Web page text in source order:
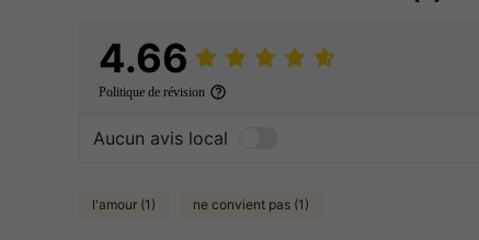
4.66
Politique de révision
Aucun avis local
l'amour (1) ne convient pas (1)